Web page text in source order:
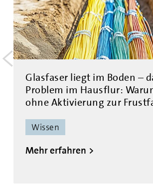
Glasfaser liegt im Boden –
Problem im Hausflur:
ohne Aktivierung zur
Wissen
Mehr erfahren
<